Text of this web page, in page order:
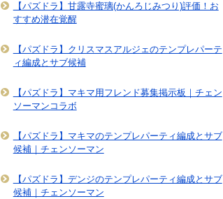
【パズドラ】甘露寺蜜璃(かんろじみつり)評価！お
すすめ潜在覚醒
【パズドラ】クリスマスアルジェのテンプレパーテ
ィ編成とサブ候補
【パズドラ】マキマ用フレンド募集掲示板｜チェン
ソーマンコラボ
【パズドラ】マキマのテンプレパーティ編成とサブ
候補｜チェンソーマン
【パズドラ】デンジのテンプレパーティ編成とサブ
候補｜チェンソーマン